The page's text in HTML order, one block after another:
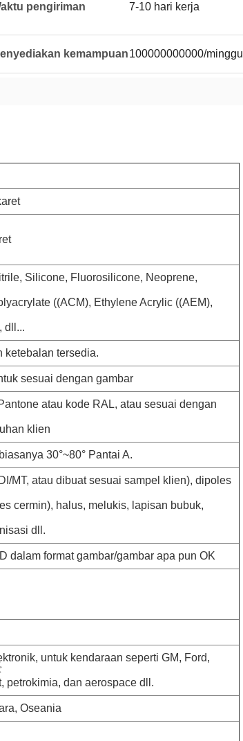
pengiriman 7-10 hari kerja
kemampuan100000000000/minggu
Silicone, Fluorosilicone, Neoprene,
((ACM), Ethylene Acrylic ((AEM),
dll...
ketebalan tersedia.
sesuai dengan gambar
atau kode RAL, atau sesuai dengan
klien
30°~80° Pantai A.
MT, atau dibuat sesuai sampel klien), dipoles
cermin), halus, melukis, lapisan bubuk,
dll.
dalam format gambar/gambar apa pun OK
untuk kendaraan seperti GM, Ford,
petrokimia, dan aerospace dll.
Oseania